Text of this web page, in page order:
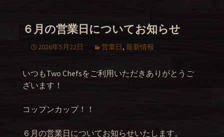
６月の営業日についてお知らせ
2026年5月22日 営業日, 最新情報
いつもTwo Chefsをご利用いただきありがとうご
ざいます！
コップンカップ！！
６月の営業日についてお知らせいたします。